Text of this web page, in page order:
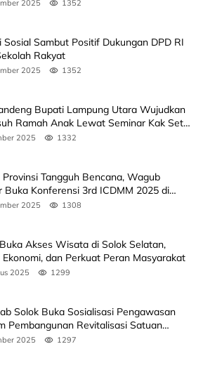
2025 1352
Sosial Sambut Positif Dukungan DPD RI
Rakyat
2025 1352
Bupati Lampung Utara Wujudkan
Ramah Anak Lewat Seminar Kak Seto,
2025 1332
Provinsi Tangguh Bencana, Wagub
Buka Konferensi 3rd ICDMM 2025 di
2025 1308
Akses Wisata di Solok Selatan,
Ekonomi, dan Perkuat Peran Masyarakat
2025 1299
Solok Buka Sosialisasi Pengawasan
Pembangunan Revitalisasi Satuan
2025 1297